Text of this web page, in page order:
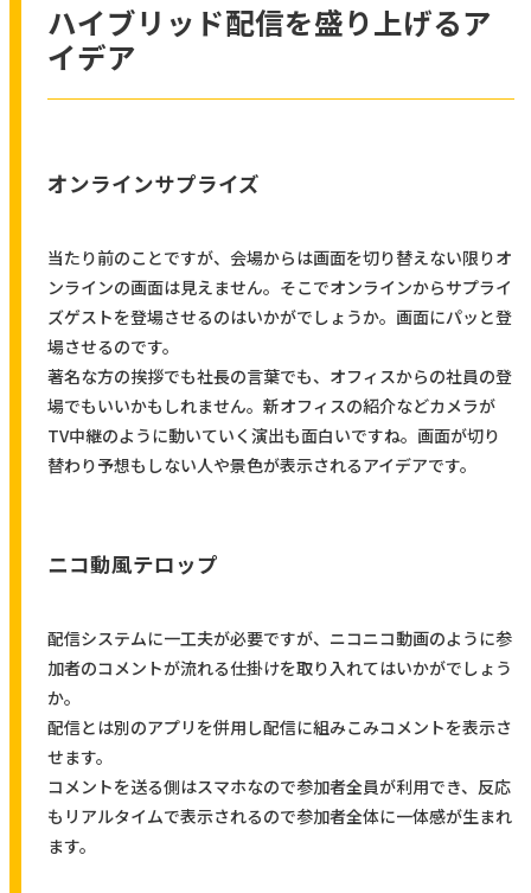
ハイブリッド配信を盛り上げるア
イデア
オンラインサプライズ
当たり前のことですが、会場からは画面を切り替えない限りオ
ンラインの画面は見えません。そこでオンラインからサプライ
ズゲストを登場させるのはいかがでしょうか。画面にパッと登
場させるのです。
著名な方の挨拶でも社長の言葉でも、オフィスからの社員の登
場でもいいかもしれません。新オフィスの紹介などカメラが
TV中継のように動いていく演出も面白いですね。画面が切り
替わり予想もしない人や景色が表示されるアイデアです。
ニコ動風テロップ
配信システムに一工夫が必要ですが、ニコニコ動画のように参
加者のコメントが流れる仕掛けを取り入れてはいかがでしょう
か。
配信とは別のアプリを併用し配信に組みこみコメントを表示さ
せます。
コメントを送る側はスマホなので参加者全員が利用でき、反応
もリアルタイムで表示されるので参加者全体に一体感が生まれ
ます。